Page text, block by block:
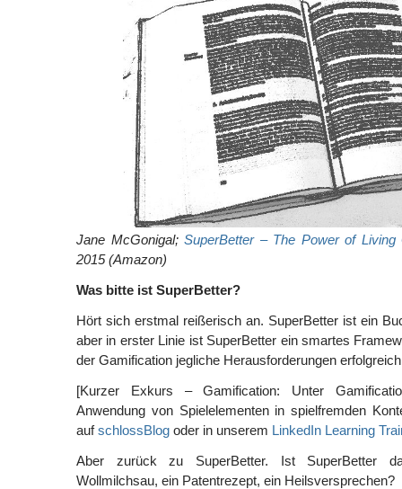
Jane McGonigal; SuperBetter – The Power of Living
2015 (Amazon)
Was bitte ist SuperBetter?
Hört sich erstmal reißerisch an. SuperBetter ist ein
aber in erster Linie ist SuperBetter ein smartes
der Gamification jegliche Herausforderungen
[Kurzer Exkurs – Gamification: Unter
Anwendung von Spielelementen in spielfremden
aufschlossBlog oder in unserem LinkedIn Learning
Aber zurück zu SuperBetter. Ist SuperBetter
Wollmilchsau, ein Patentrezept, ein Heilsversprechen?